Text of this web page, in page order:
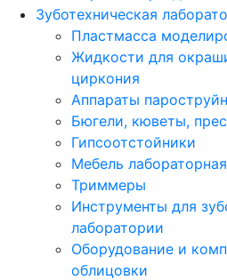
Зуботехническая
Пластмасса
Жидкости для
циркония
Аппараты
Бюгели, кюветы,
Гипсоотстойники
Мебель лабораторная
Триммеры
Инструменты для
лаборатории
Оборудование и
облицовки